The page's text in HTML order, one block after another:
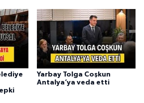
Yarbay Tolga Coşkun
Antalya’ya veda etti